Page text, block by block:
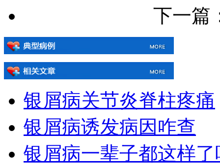
下一篇
银屑病关节炎脊柱疼痛
银屑病诱发病因咋查
银屑病一辈子都这样了